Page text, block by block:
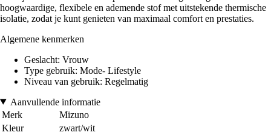
hoogwaardige, flexibele en ademende stof met uitstekende thermische
isolatie, zodat je kunt genieten van maximaal comfort en prestaties.
Algemene kenmerken
Geslacht: Vrouw
Type gebruik: Mode- Lifestyle
Niveau van gebruik: Regelmatig
Aanvullende informatie
Merk
Mizuno
Kleur
zwart/wit